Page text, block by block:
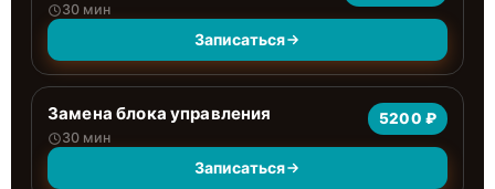
30 мин
Записаться
Замена блока управления
30 мин
5200 ₽
Записаться